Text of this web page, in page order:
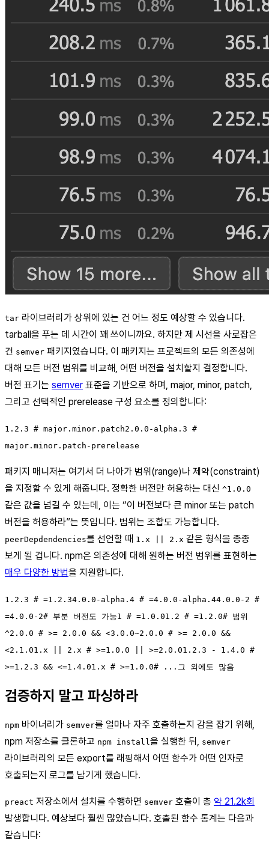
tar 라이브러리가 상위에 있는 건 어느 정도 예상할 수 있습니다.
tarball을 푸는 데 시간이 꽤 쓰이니까요. 하지만 제 시선을 사로잡은
건 semver 패키지였습니다. 이 패키지는 프로젝트의 모든 의존성에
대해 모든 버전 범위를 비교해, 어떤 버전을 설치할지 결정합니다.
버전 표기는 semver 표준을 기반으로 하며, major, minor, patch,
그리고 선택적인 prerelease 구성 요소를 정의합니다:
1.2.3 # major.minor.patch2.0.0-alpha.3 #
major.minor.patch-prerelease
패키지 매니저는 여기서 더 나아가 범위(range)나 제약(constraint)
을 지정할 수 있게 해줍니다. 정확한 버전만 허용하는 대신 ^1.0.0
같은 값을 넘길 수 있는데, 이는 “이 버전보다 큰 minor 또는 patch
버전을 허용하라”는 뜻입니다. 범위는 조합도 가능합니다.
peerDepdendencies를 선언할 때 1.x || 2.x 같은 형식을 종종
보게 될 겁니다. npm은 의존성에 대해 원하는 버전 범위를 표현하는
매우 다양한 방법을 지원합니다.
1.2.3 # =1.2.34.0.0-alpha.4 # =4.0.0-alpha.44.0.0-2 #
=4.0.0-2# 부분 버전도 가능1 # =1.0.01.2 # =1.2.0# 범위
^2.0.0 # >= 2.0.0 && <3.0.0~2.0.0 # >= 2.0.0 &&
<2.1.01.x || 2.x # >=1.0.0 || >=2.0.01.2.3 - 1.4.0 #
>=1.2.3 && <=1.4.01.x # >=1.0.0# ...그 외에도 많음
검증하지 말고 파싱하라
npm 바이너리가 semver를 얼마나 자주 호출하는지 감을 잡기 위해,
npm 저장소를 클론하고 npm install 을 실행한 뒤, semver
라이브러리의 모든 export를 래핑해서 어떤 함수가 어떤 인자로
호출되는지 로그를 남기게 했습니다.
preact 저장소에서 설치를 수행하면 semver 호출이 총 약 21.2k회
발생합니다. 예상보다 훨씬 많았습니다. 호출된 함수 통계는 다음과
같습니다: